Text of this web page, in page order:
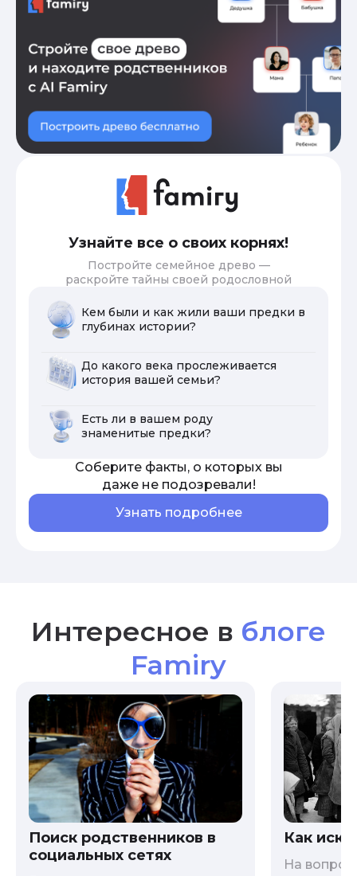
Узнайте все о своих корнях!
Постройте семейное древо —
раскройте тайны своей родословной
Кем были и как жили ваши предки в
глубинах истории?
До какого века прослеживается
история вашей семьи?
Есть ли в вашем роду
знаменитые предки?
Соберите факты, о которых вы
даже не подозревали!
Узнать подробнее
Интересное в блоге
Famiry
Поиск родственников в
социальных сетях
Как
На вопрос